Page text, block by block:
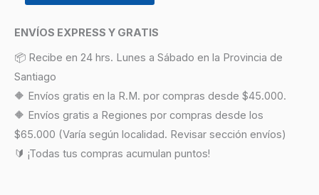
ENVÍOS EXPRESS Y GRATIS
📦 Recibe en 24 hrs. Lunes a Sábado en la Provincia de
Santiago
🔶 Envíos gratis en la R.M. por compras desde $45.000.
🔶 Envíos gratis a Regiones por compras desde los
$65.000 (Varía según localidad. Revisar sección envíos)
🔰 ¡Todas tus compras acumulan puntos!